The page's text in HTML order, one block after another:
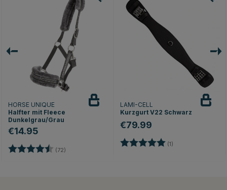
HORSE UNIQUE
Halfter mit Fleece
Dunkelgrau/Grau
€14.95
Bewertung: (72)
LAMI-CELL
Kurzgurt V22 Schwarz
€79.99
Bewertung: (1)